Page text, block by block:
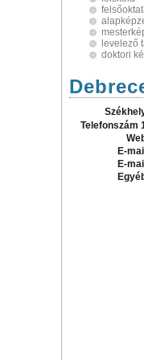
levelező
doktori
Telefonszám
E-
E-